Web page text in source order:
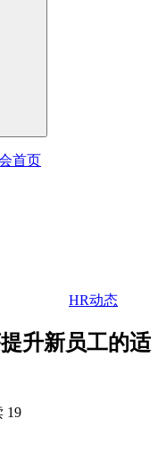
首页
HR动态
升新员工的适
19